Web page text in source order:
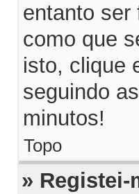
entanto ser
como que
isto, clique
seguindo
minutos!
Topo
»